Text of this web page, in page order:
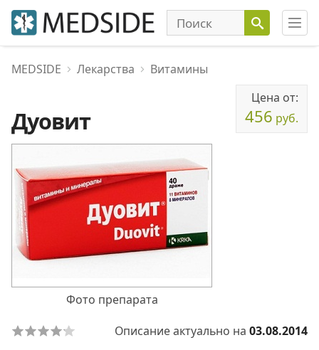
MEDSIDE Лекарства Витамины
Дуовит
Цена от:
456 руб.
Фото препарата
Описание актуально на 03.08.2014